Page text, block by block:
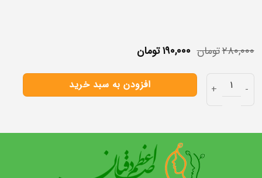
۲۸۰,۰۰۰تومان ۱۹۰,۰۰۰تومان
افزودن به سبد خرید